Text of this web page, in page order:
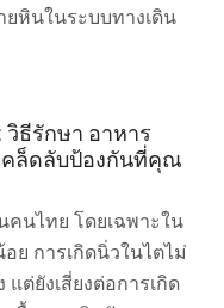
หินในระบบทางเดิน
วิธีรักษา อาหาร
คล็ดลับป้องกันที่คุณ
นไทย โดยเฉพาะใน
การเกิดนิ่วในไตไม่
แต่ยังเสี่ยงต่อการเกิด